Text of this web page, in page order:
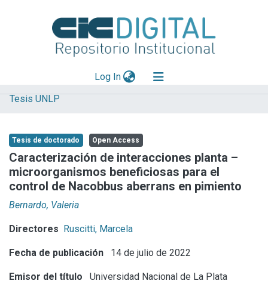
Log In(current)
Explorar
Aportar material
Statistics
Tesis UNLP
Tesis de doctorado Open Access
Caracterización de interacciones planta –
microorganismos beneficiosas para el
control de Nacobbus aberrans en pimiento
Bernardo, Valeria
Directores Ruscitti, Marcela
Fecha de publicación 14 de julio de 2022
Emisor del título Universidad Nacional de La Plata